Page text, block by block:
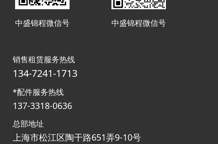
中盛锦程微信号 中盛锦程微信号
销售租赁服务热线
134-7241-1713
*配件服务热线
137-3318-0636
总部地址
上海市松江区陶干路651弄9-10号